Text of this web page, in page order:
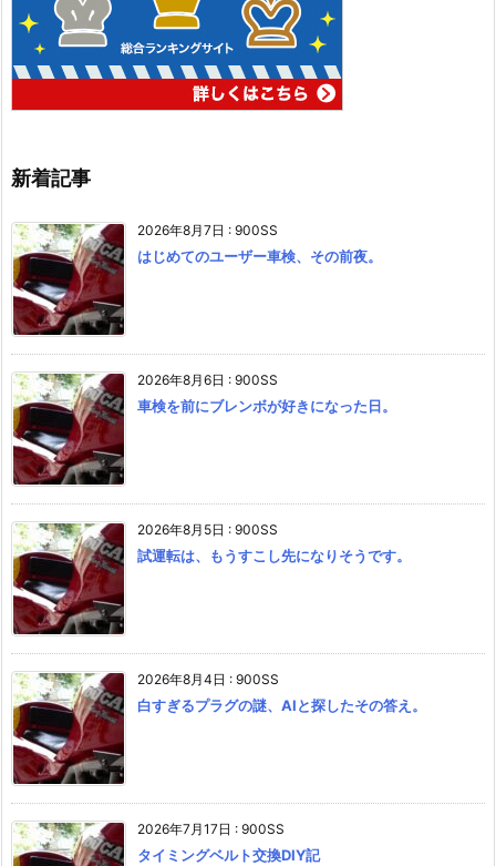
新着記事
2026年8月7日 : 900SS
はじめてのユーザー車検、その前夜。
2026年8月6日 : 900SS
車検を前にブレンボが好きになった日。
2026年8月5日 : 900SS
試運転は、もうすこし先になりそうです。
2026年8月4日 : 900SS
白すぎるプラグの謎、AIと探したその答え。
2026年7月17日 : 900SS
タイミングベルト交換DIY記